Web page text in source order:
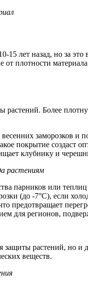
15 лет назад, но за
плотности
Более
заморозков и
покрытие создаст
клубнику и
растениям
парников или
(до -7°C), если
предотвращает
для регионов,
растений, но
веществ.